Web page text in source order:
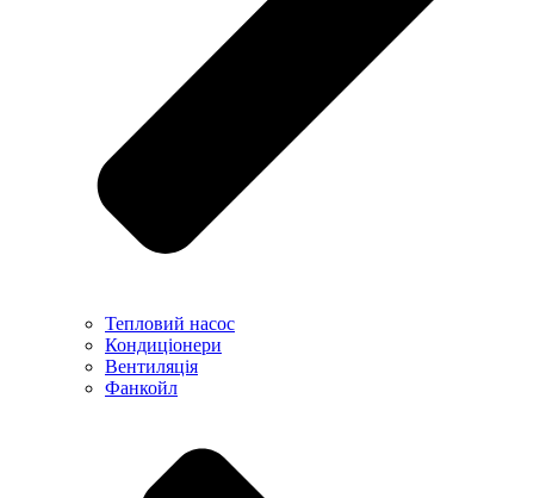
Тепловий насос
Кондиціонери
Вентиляція
Фанкойл